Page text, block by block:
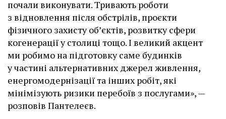
почали виконувати. Тривають роботи
з відновлення після обстрілів, проєкти
фізичного захисту об’єктів, розвитку сфери
когенерації у столиці тощо. І великий акцент
ми робимо на підготовку саме будинків
у частині альтернативних джерел живлення,
енергомодернізації та інших робіт, які
мінімізують ризики перебоїв з послугами», —
розповів Пантелеєв.